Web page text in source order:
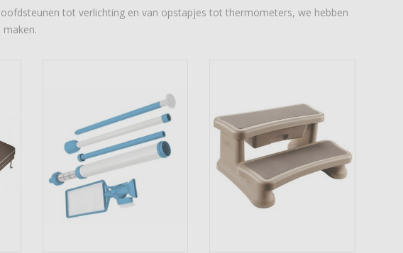
tot verlichting en van opstapjes tot thermometers, we hebben